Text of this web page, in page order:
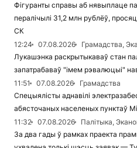
Фігуранты справы аб нявыплаце
пералічылі 31,2 млн рублёў,
СК
12:24
07.08.2026
Грамадства,
Лукашэнка раскрытыкаваў стан
запатрабаваў "імем рэвалюцыі"
11:51
07.08.2026
Грамадства
Спецыялісты аднавілі
абясточаных населеных пунктаў
11:32
07.08.2026
Палітыка,
За два гады ў рамках праекта